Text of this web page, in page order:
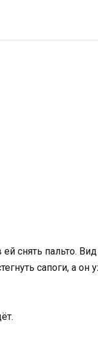
снять пальто.
сапоги, а